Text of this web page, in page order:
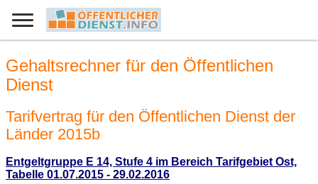
Gehaltsrechner für den Öffentlichen
Dienst
Tarifvertrag für den Öffentlichen Dienst der
Länder 2015b
Entgeltgruppe E 14, Stufe 4 im Bereich Tarifgebiet Ost,
Tabelle 01.07.2015 - 29.02.2016